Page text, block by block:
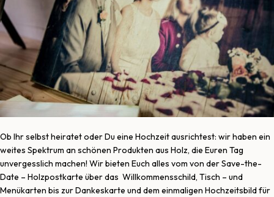
Ob Ihr selbst heiratet oder Du eine Hochzeit ausrichtest: wir haben ein
weites Spektrum an schönen Produkten aus Holz, die Euren Tag
unvergesslich machen! Wir bieten Euch alles vom von der Save-the-
Date – Holzpostkarte über das Willkommensschild, Tisch – und
Menükarten bis zur Dankeskarte und dem einmaligen Hochzeitsbild für